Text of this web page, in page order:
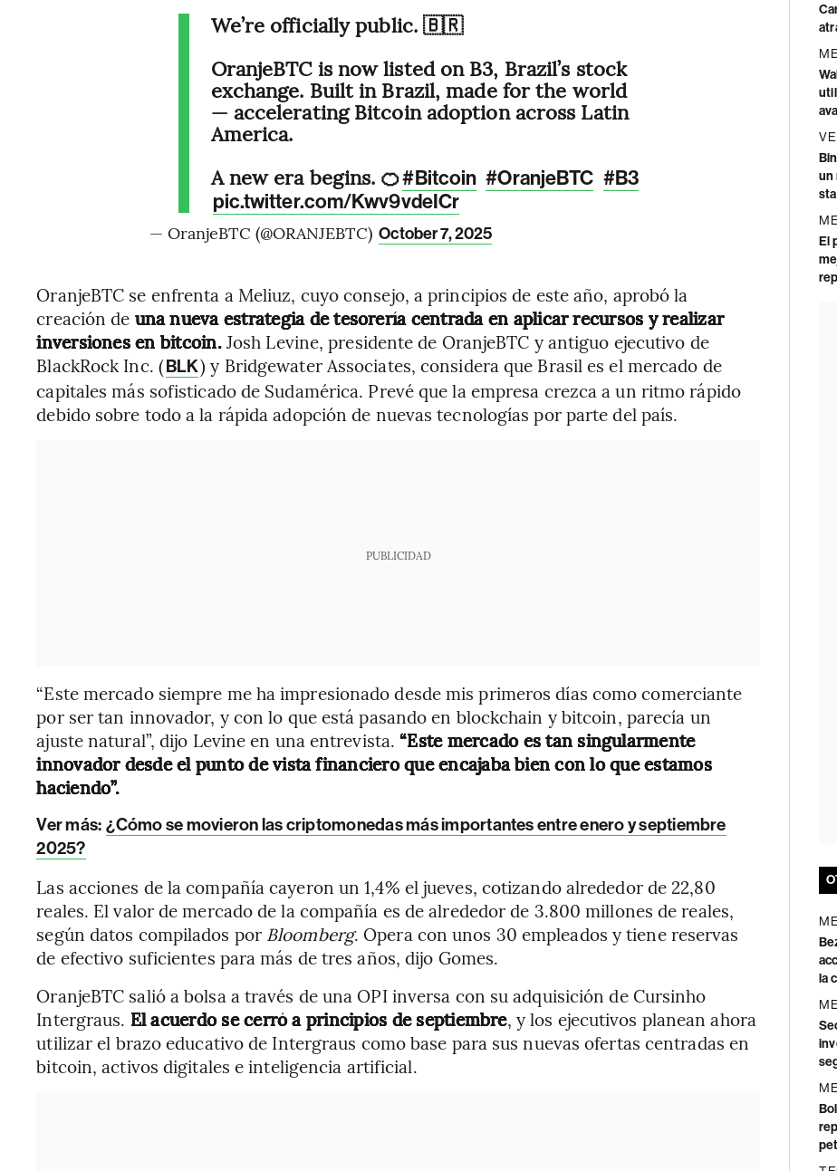
We’re officially public. 🇧🇷
OranjeBTC is now listed on B3, Brazil’s stock
exchange. Built in Brazil, made for the world
— accelerating Bitcoin adoption across Latin
America.
A new era begins. 🍊#Bitcoin #OranjeBTC #B3
pic.twitter.com/Kwv9vdeICr
— OranjeBTC (@ORANJEBTC) October 7, 2025
OranjeBTC se enfrenta a Meliuz, cuyo consejo, a principios de este año, aprobó la
creación de una nueva estrategia de tesorería centrada en aplicar recursos y realizar
inversiones en bitcoin.Josh Levine, presidente de OranjeBTC y antiguo ejecutivo de
BlackRock Inc. (BLK) y Bridgewater Associates, considera que Brasil es el mercado de
capitales más sofisticado de Sudamérica. Prevé que la empresa crezca a un ritmo rápido
debido sobre todo a la rápida adopción de nuevas tecnologías por parte del país.
PUBLICIDAD
“Este mercado siempre me ha impresionado desde mis primeros días como comerciante
por ser tan innovador, y con lo que está pasando en blockchain y bitcoin, parecía un
ajuste natural”, dijo Levine en una entrevista. “Este mercado es tan singularmente
innovador desde el punto de vista financiero que encajaba bien con lo que estamos
haciendo”.
Ver más: ¿Cómo se movieron las criptomonedas más importantes entre enero y septiembre
2025?
Las acciones de la compañía cayeron un 1,4% el jueves, cotizando alrededor de 22,80
reales. El valor de mercado de la compañía es de alrededor de 3.800 millones de reales,
según datos compilados por Bloomberg. Opera con unos 30 empleados y tiene reservas
de efectivo suficientes para más de tres años, dijo Gomes.
OranjeBTC salió a bolsa a través de una OPI inversa con su adquisición de Cursinho
Intergraus. El acuerdo se cerró a principios de septiembre, y los ejecutivos planean ahora
utilizar el brazo educativo de Intergraus como base para sus nuevas ofertas centradas en
bitcoin, activos digitales e inteligencia artificial.
un
El
la